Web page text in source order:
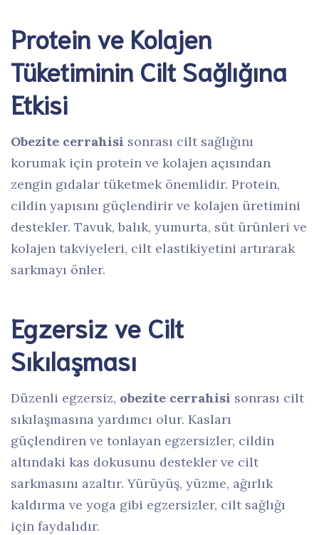
Protein ve Kolajen
Tüketiminin Cilt Sağlığına
Etkisi
Obezite cerrahisi sonrası cilt sağlığını
korumak için protein ve kolajen açısından
zengin gıdalar tüketmek önemlidir. Protein,
cildin yapısını güçlendirir ve kolajen üretimini
destekler. Tavuk, balık, yumurta, süt ürünleri ve
kolajen takviyeleri, cilt elastikiyetini artırarak
sarkmayı önler.
Egzersiz ve Cilt
Sıkılaşması
Düzenli egzersiz, obezite cerrahisi sonrası cilt
sıkılaşmasına yardımcı olur. Kasları
güçlendiren ve tonlayan egzersizler, cildin
altındaki kas dokusunu destekler ve cilt
sarkmasını azaltır. Yürüyüş, yüzme, ağırlık
kaldırma ve yoga gibi egzersizler, cilt sağlığı
için faydalıdır.